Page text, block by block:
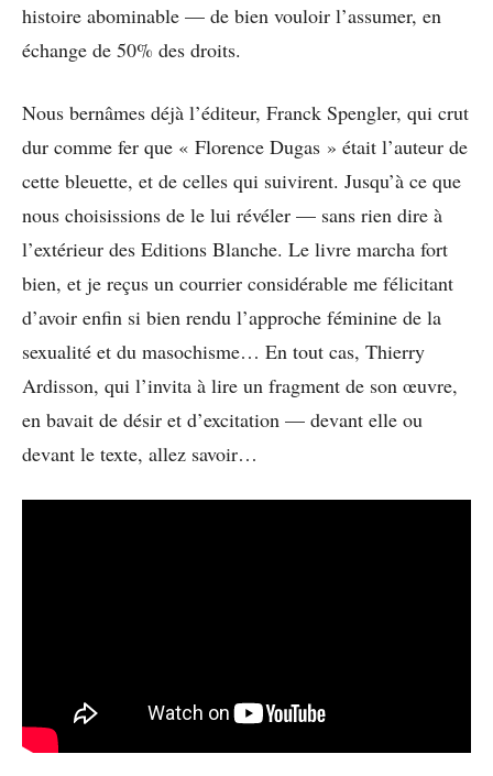
histoire abominable — de bien vouloir l’assumer, en
échange de 50% des droits.
Nous bernâmes déjà l’éditeur, Franck Spengler, qui crut
dur comme fer que « Florence Dugas » était l’auteur de
cette bleuette, et de celles qui suivirent. Jusqu’à ce que
nous choisissions de le lui révéler — sans rien dire à
l’extérieur des Editions Blanche. Le livre marcha fort
bien, et je reçus un courrier considérable me félicitant
d’avoir enfin si bien rendu l’approche féminine de la
sexualité et du masochisme… En tout cas, Thierry
Ardisson, qui l’invita à lire un fragment de son œuvre,
en bavait de désir et d’excitation — devant elle ou
devant le texte, allez savoir…